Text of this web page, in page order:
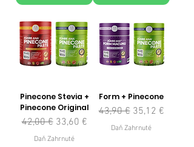
Pinecone Stevia +
Pinecone Original
Normálna cena
42,00 € Zľavnená cena
33,60 €
Daň Zahrnuté
Form + Pinecone
Normálna cena
43,90 € Zľavnená cena
35,12 €
Daň Zahrnuté